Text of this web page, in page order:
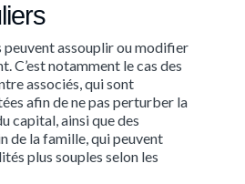
assouplir ou modifier
C’est notamment le cas des
associés, qui sont
afin de ne pas perturber la
capital, ainsi que des
de la famille, qui peuvent
plus souples selon les